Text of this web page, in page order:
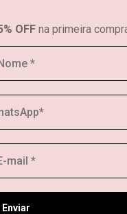
em casa?
e bijuterias?
joia banhada
todos os
por mais
OFF na primeira
Enviar